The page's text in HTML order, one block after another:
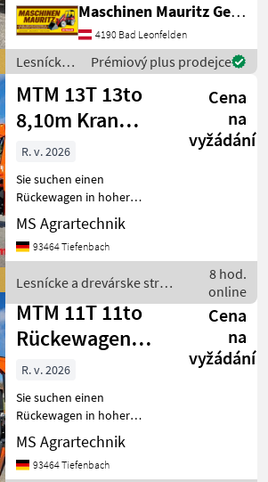
Maschinen können aber
auch ganz individuell
zusammengestellt werden,
einfach unverbindlich
Anfragen. Top
Maschinen Mauritz GesmbH
4190 Bad Leonfelden
Lesnícke a
drevárske
stroje /
MTM
Forest
Prémiový plus prodejce
MTM 13T 13to
8,10m Kran
Forwarder
Rungen
Druckluft D
Cena
na
vyžádání
R. v. 2026
Sie suchen einen
Rückewagen in hoher
Verarbeitungsqualität und
mit starken Hubkräften.
Dann sind Sie bei MTM
Rückewägen sind die
wahrscheinlich be
MS Agrartechnik
93464 Tiefenbach
Lesnícke a drevárske stroje
/ MTM Forest
8 hod.
online
MTM 11T 11to
Rückewagen
9,8m Kran
Druckluft
Kranwind
Cena
na
vyžádání
R. v. 2026
Sie suchen einen
Rückewagen in hoher
Verarbeitungsqualität und
mit starken Hubkräften.
Dann sind Sie bei MTM
MS Agrartechnik
93464 Tiefenbach